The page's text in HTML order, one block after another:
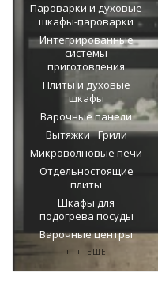
Пароварки и духовые
шкафы-пароварки
Интегрированные
системы
приготовления
Плиты и духовые
шкафы
Варочные панели
Вытяжки Грили
Микроволновые печи
Отдельностоящие
плиты
Шкафы для
подогрева посуды
Варочные центры
+ + ЕЩЕ